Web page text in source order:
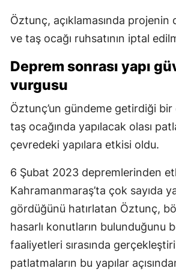
Öztunç, açıklamasında projenin
ve taş ocağı ruhsatının iptal
Deprem sonrası yapı
vurgusu
Öztunç’un gündeme getirdiği
taş ocağında yapılacak olası
çevredeki yapılara etkisi oldu.
6 Şubat 2023 depremlerinden
Kahramanmaraş’ta çok sayıda
gördüğünü hatırlatan Öztunç,
hasarlı konutların bulunduğunu
faaliyetleri sırasında
patlatmaların bu yapılar